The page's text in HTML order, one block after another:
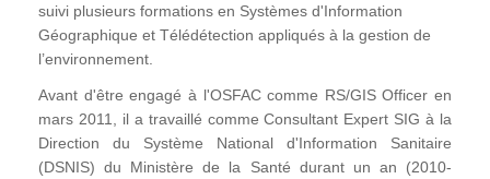
suivi plusieurs formations en Systèmes d'Information
Géographique et Télédétection appliqués à la gestion de
l’environnement.
Avant d'être engagé à l'OSFAC comme RS/GIS Officer en
mars 2011, il a travaillé comme Consultant Expert SIG à la
Direction du Système National d'Information Sanitaire
(DSNIS) du Ministère de la Santé durant un an (2010-